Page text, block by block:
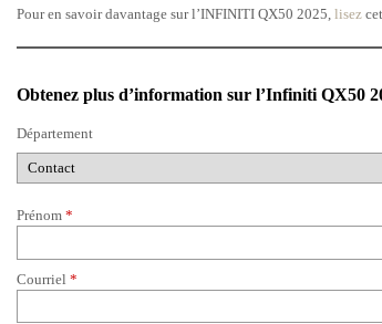
Pour en savoir davantage sur l’INFINITI QX50 2025, lisez
Obtenez plus d’information sur l’Infiniti QX50
Département
Prénom *
Courriel *